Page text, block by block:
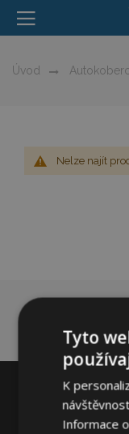
Úvod
Nelze najít
Tyto
K
Informace